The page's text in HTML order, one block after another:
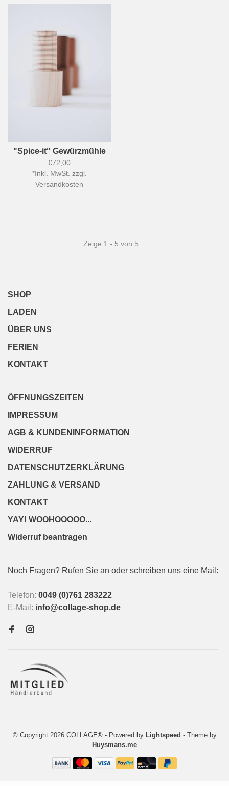
"Spice-it" Gewürzmühle
€72,00
*Inkl. MwSt. zzgl.
Versandkosten
Zeige 1 - 5 von 5
SHOP
LADEN
ÜBER UNS
FERIEN
KONTAKT
ÖFFNUNGSZEITEN
IMPRESSUM
AGB & KUNDENINFORMATION
WIDERRUF
DATENSCHUTZERKLÄRUNG
ZAHLUNG & VERSAND
KONTAKT
YAY! WOOHOOOOO...
Widerruf beantragen
Noch Fragen? Rufen Sie an oder schreiben uns eine Mail:
Telefon: 0049 (0)761 283222
E-Mail: info@collage-shop.de
© Copyright 2026 COLLAGE® - Powered by Lightspeed - Theme by
Huysmans.me